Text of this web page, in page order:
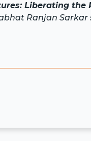
Liberating the
Ranjan